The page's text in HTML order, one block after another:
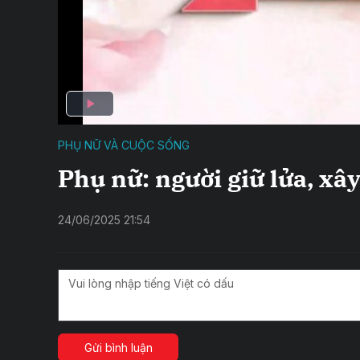
PHỤ NỮ VÀ CUỘC SỐNG
Phụ nữ: người giữ lửa,
24/06/2025 21:54
Gửi bình luận